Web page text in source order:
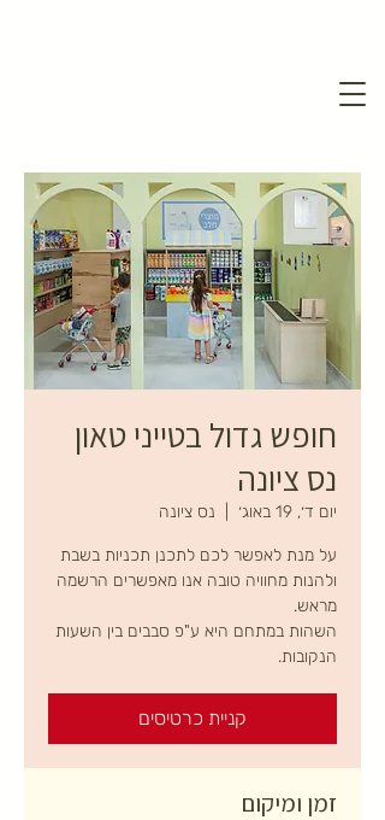
חופש גדול בטייני טאון
נס ציונה
יום ד׳, 19 באוג׳ נס ציונה
על מנת לאפשר לכם לתכנן תכניות בשבת
ולהנות מחוויה טובה אנו מאפשרים הרשמה
השהות במתחם היא ע"פ סבבים בין השעות
הנקובות.
קניית כרטיסים
זמן ומיקום